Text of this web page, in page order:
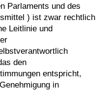
Parlaments und des
) ist zwar rechtlich
Leitlinie und
den
entspricht,
in